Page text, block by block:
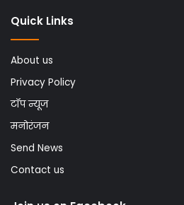
Quick Links
About us
Privacy Policy
टॉप न्यूज
मनोरंजन
Send News
Contact us